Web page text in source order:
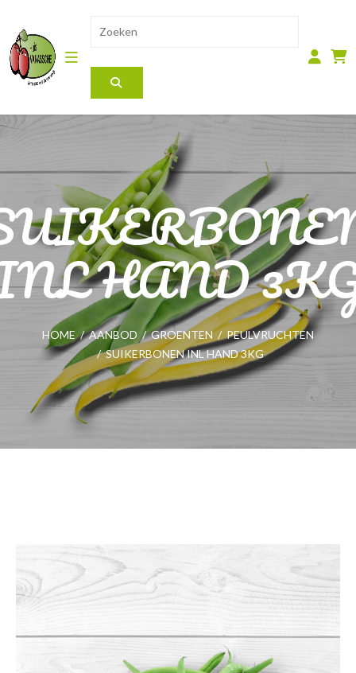
HAND
HOME / AANBOD / GROENTEN / PEULVRUCHTEN
/ SUIKERBONEN INL HAND 3KG